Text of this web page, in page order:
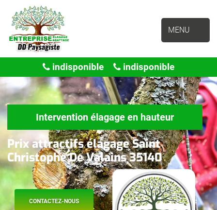
MENU
indisponible indisponible
Intervention élagage en hauteur
Prix attractifs élagage Saint
Christophe De Valains 35140
CONTACTEZ-NOUS